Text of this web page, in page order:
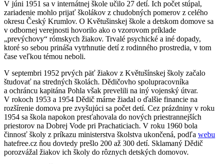
V júni 1951 sa v internátnej škole učilo 27 detí. Ich počet stúpal,
zariadenie mohlo prijať školákov z chudobných pomerov z celého
okresu Český Krumlov. O Květušinskej škole a detskom domove sa
v odbornej verejnosti hovorilo ako o vzorovom príklade
„prevýchovy“ rómskych žiakov. Trvalé psychické a iné dopady,
ktoré so sebou prináša vytrhnutie detí z rodinného prostredia, v tom
čase veľkou témou neboli.
V septembri 1952 prvých päť žiakov z Květušínskej školy začalo
študovať na stredných školách. Dědičovho spolupracovníka
a ochráncu kapitána Pohla však prevelili na iný vojenský útvar.
V rokoch 1953 a 1954 Dědič márne žiadal o ďalšie financie na
rozšírenie domova pre zvyšujúci sa počet detí. Cez prázdniny v roku
1954 sa škola napokon presťahovala do nových priestrannejších
priestorov na Dobrej Vode pri Prachaticiach. V roku 1960 bola
činnosť školy z príkazu ministerstva školstva ukončená, podľa webu
hatefree.cz ňou dovtedy prešlo 200 až 300 detí. Sklamaný Dědič
porozvážal žiakov ich školy do rôznych detských domovov.